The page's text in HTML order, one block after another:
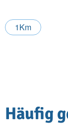
1Km
Häufig